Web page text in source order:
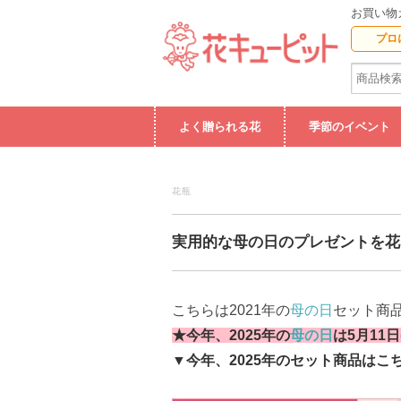
お買い物
プロ
よく贈られる花 季節のイベント
花瓶
実用的な母の日のプレゼントを
こちらは2021年の母の日 セット商
★今年、2025年の母の日 は5月11
▼今年、2025年のセット商品はこ